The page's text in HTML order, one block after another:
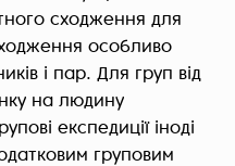
сходження для
особливо
і пар. Для груп від
на людину
експедиції іноді
груповим